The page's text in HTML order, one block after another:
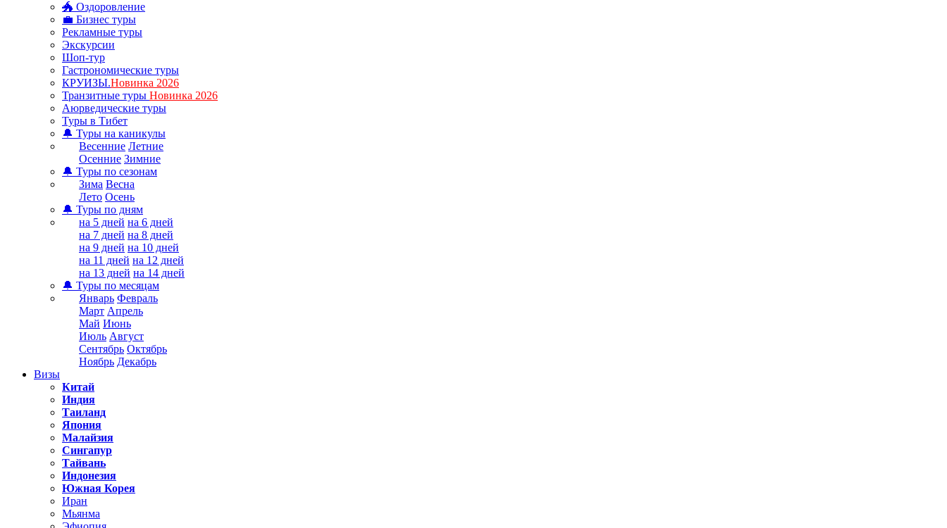
🐲 Оздоровление
💼 Бизнес туры
Рекламные туры
Экскурсии
Шоп-тур
Гастрономические туры
КРУИЗЫ.Новинка 2026
Транзитные туры Новинка 2026
Аюрведические туры
Туры в Тибет
🔔 Туры на каникулы
Весенние Летние
Осенние Зимние
🔔 Туры по сезонам
Зима Весна
Лето Осень
🔔 Туры по дням
на 5 дней на 6 дней
на 7 дней на 8 дней
на 9 дней на 10 дней
на 11 дней на 12 дней
на 13 дней на 14 дней
🔔 Туры по месяцам
Январь Февраль
Март Апрель
Май Июнь
Июль Август
Сентябрь Октябрь
Ноябрь Декабрь
Визы
Китай
Индия
Таиланд
Япония
Малайзия
Сингапур
Тайвань
Индонезия
Южная Корея
Иран
Мьянма